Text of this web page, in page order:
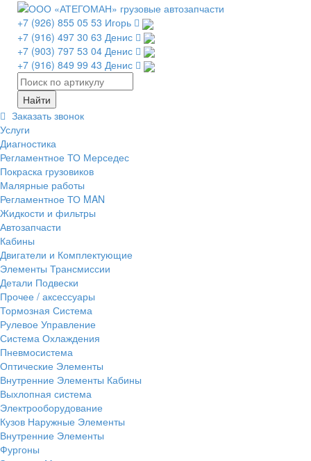
+7 (926) 855 05 53 Игорь
+7 (916) 497 30 63 Денис
+7 (903) 797 53 04 Денис
+7 (916) 849 99 43 Денис
Заказать звонок
Услуги
Диагностика
Регламентное ТО Мерседес
Покраска грузовиков
Малярные работы
Регламентное ТО MAN
Жидкости и фильтры
Автозапчасти
Кабины
Двигатели и Комплектующие
Элементы Трансмиссии
Детали Подвески
Прочее / аксессуары
Тормозная Система
Рулевое Управление
Система Охлаждения
Пневмосистема
Оптические Элементы
Внутренние Элементы Кабины
Выхлопная система
Электрооборудование
Кузов Наружные Элементы
Внутренние Элементы
Фургоны